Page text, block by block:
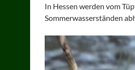
In Hessen werden vom
Sommerwasserständen